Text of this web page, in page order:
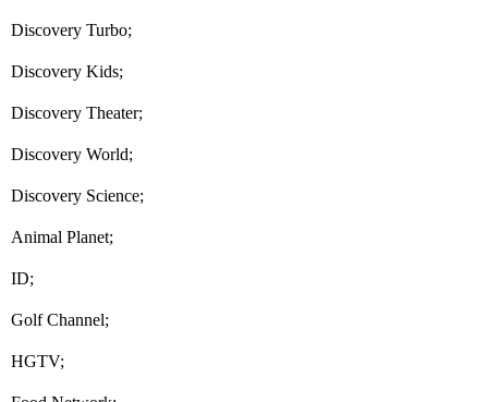
Discovery Turbo;
Discovery Kids;
Discovery Theater;
Discovery World;
Discovery Science;
Animal Planet;
ID;
Golf Channel;
HGTV;